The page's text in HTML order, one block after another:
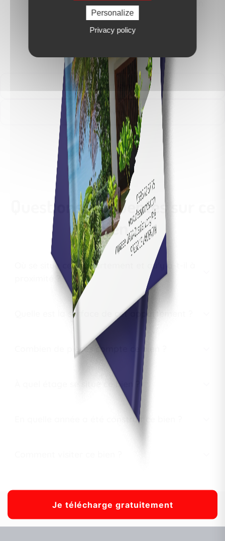
- 97232 Le Lamentin
Contactez-moi
Suivre
Questions fréquentes sur ce
bien
Où se situe cet appartement et qu'y a-t-il à
Quelle est la surface de cet appartement ?
Combien de pièces compte ce bien ?
À quel étage se situe ce bien ?
En quelle année a été construit ce bien ?
Personalize
Privacy policy